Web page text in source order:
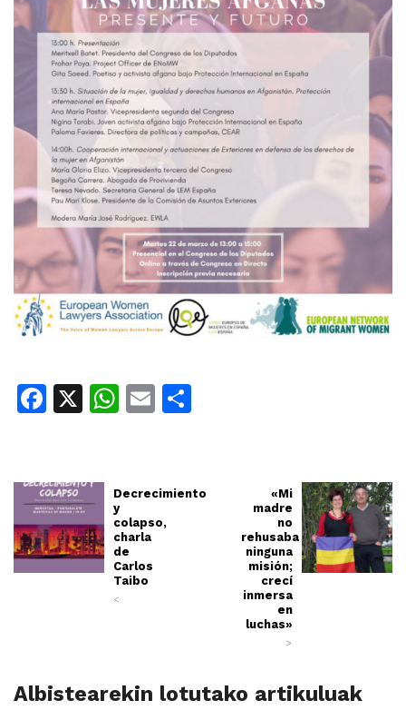
Facebook
X WhatsApp
Email
Decrecimiento
y
colapso,
charla
de
Carlos
Taibo
<
«Mi
madre
no
rehusaba
ninguna
misión;
crecí
inmersa
en
luchas»
>
Albistearekin lotutako artikuluak